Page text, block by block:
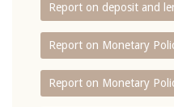
Report on deposit and
Report on Monetary
Report on Monetary